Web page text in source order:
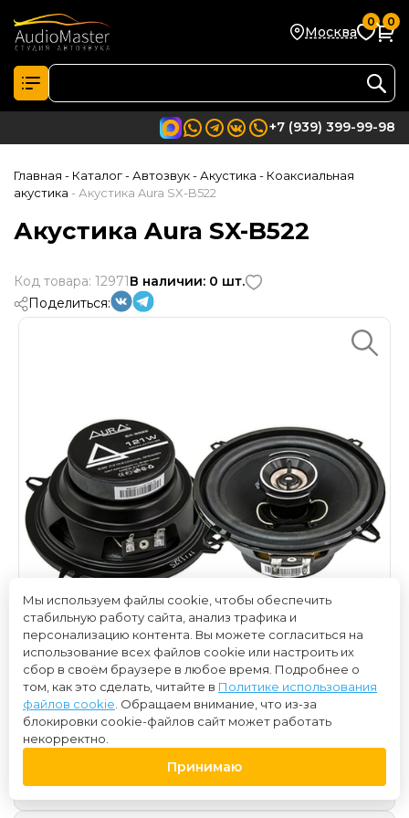
Москва
0 0
+7 (939) 399-99-98
Главная - Каталог- Автозвук- Акустика - Коаксиальная
акустика - Акустика Aura SX-B522
Акустика Aura SX-B522
Код товара: 12971В наличии: 0 шт.
Поделиться:
1 700 ₽
Нет в наличии
Мы используем файлы cookie, чтобы обеспечить
стабильную работу сайта, анализ трафика и
персонализацию контента. Вы можете согласиться на
использование всех файлов cookie или настроить их
сбор в своём браузере в любое время. Подробнее о
том, как это сделать, читайте в Политике использования
файлов cookie . Обращаем внимание, что из-за
блокировки cookie-файлов сайт может работать
некорректно.
Принимаю